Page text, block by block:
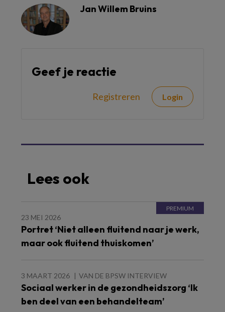
Jan Willem Bruins
Geef je reactie
Registreren Login
Lees ook
23 MEI 2026
Portret ‘Niet alleen fluitend naar je werk,
maar ook fluitend thuiskomen’
3 MAART 2026 VAN DE BPSW INTERVIEW
Sociaal werker in de gezondheidszorg ‘Ik
ben deel van een behandelteam’